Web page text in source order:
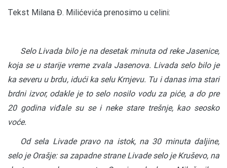
Tekst Milana Đ. Milićevića prenosimo u celini:
Selo Livada bilo je na desetak minuta od reke Jasenice,
koja se u starije vreme zvala Jasenova. Livada selo bilo je
ka severu u brdu, idući ka selu Krnjevu. Tu i danas ima stari
brdni izvor, odakle je to selo nosilo vodu za piće, a do pre
20 godina viđale su se i neke stare trešnje, kao seosko
voće.
Od sela Livade pravo na istok, na 30 minuta daljine,
selo je Orašje: sa zapadne strane Livade selo je Kruševo, na